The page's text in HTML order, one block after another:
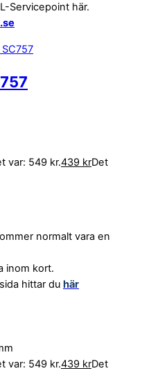
Servicepoint här.
var: 549 kr.439 krDet
normalt vara en
inom kort.
hittar du här
var: 549 kr.439 krDet